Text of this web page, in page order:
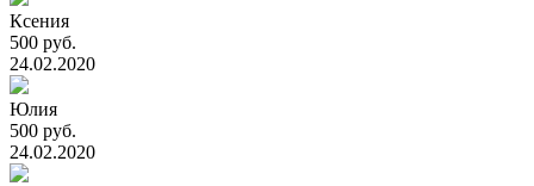
Ксения
500 руб.
24.02.2020
Юлия
500 руб.
24.02.2020